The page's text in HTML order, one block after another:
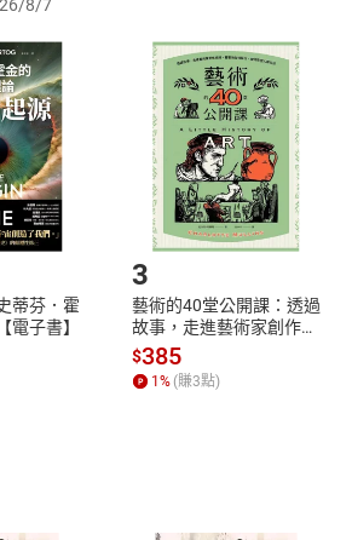
悉本店鋪所銷售之商品為電子書，屬
退款。
，請登入樂天市場，並於「我的訂單」
待審核通過後將為您辦理退款事宜。
進行取消/退貨，恕無法以單支商品取
購物車
cart
登入帳號
Login
Step2.登入
8/7
蒂芬．霍
電子書】
3
藝術的40堂公開課：透過
故事，走進藝術家創作現
場，看藝術如何誕生、如
何形塑人類生活【電子
書】
$385
1% (賺3點)